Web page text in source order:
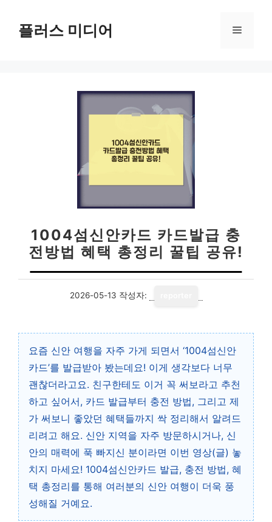
플러스 미디어 메
1004섬신안카드 카드발급 충
전방법 혜택 총정리 꿀팁 공유!
2026-05-13 작성자:
요즘 신안 여행을 자주 가게 되면서 ‘1004섬신안
카드’를 발급받아 봤는데요! 이게 생각보다 너무
괜찮더라고요. 친구한테도 이거 꼭 써보라고 추천
하고 싶어서, 카드 발급부터 충전 방법, 그리고 제
가 써보니 좋았던 혜택들까지 싹 정리해서 알려드
리려고 해요. 신안 지역을 자주 방문하시거나, 신
안의 매력에 푹 빠지신 분이라면 이번 영상(글) 놓
치지 마세요! 1004섬신안카드 발급, 충전 방법, 혜
택 총정리를 통해 여러분의 신안 여행이 더욱 풍
성해질 거예요.